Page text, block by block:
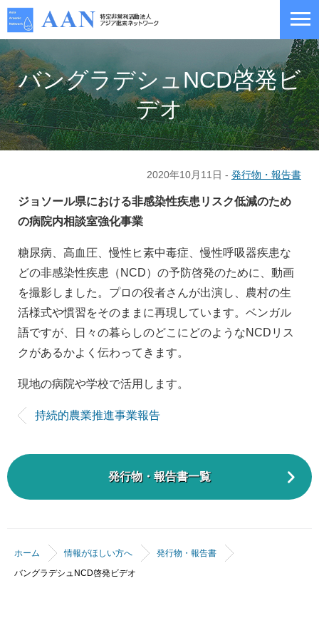
バングラデシュNCD啓発ビ
デオ
2020年10月11日 - 発行物・報告書
ジョソール県における非感染性疾患リスク低減のため
の病院内相談室強化事業
糖尿病、高血圧、慢性ヒ素中毒症、慢性呼吸器疾患な
どの非感染性疾患（NCD）の予防啓発のために、動画
を撮影しました。プロの役者さんが出演し、農村の生
活様式や慣習をそのままに再現しています。ベンガル
語ですが、日々の暮らしのどこにどのようなNCDリス
クがあるかよく伝わってきます。
現地の病院や学校で活用します。
持続的農業推進事業報告
発行物・報告書一覧
ホーム 情報がほしい方へ
発行物・報告書
バングラデシュNCD啓発ビデオ